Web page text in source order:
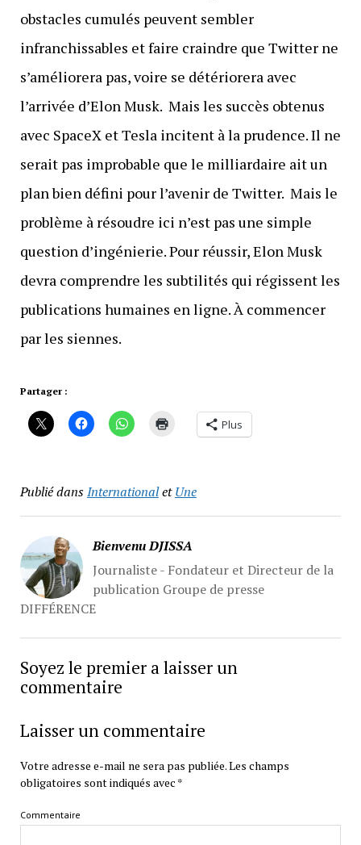
obstacles cumulés peuvent sembler
infranchissables et faire craindre que Twitter ne
s’améliorera pas, voire se détériorera avec
l’arrivée d’Elon Musk. Mais les succès obtenus
avec SpaceX et Tesla incitent à la prudence. Il ne
serait pas improbable que le milliardaire ait un
plan bien défini pour l’avenir de Twitter. Mais le
problème à résoudre ici n’est pas une simple
question d’ingénierie. Pour réussir, Elon Musk
devra comprendre les subtilités qui régissent les
publications humaines en ligne. À commencer
par les siennes.
Partager :
Plus
Publié dansInternationaletUne
Bienvenu DJISSA
Journaliste - Fondateur et Directeur de la
publication Groupe de presse
DIFFÉRENCE
Soyez le premier a laisser un
commentaire
Laisser un commentaire
Votre adresse e-mail ne sera pas publiée.Les champs
obligatoires sont indiqués avec *
Commentaire